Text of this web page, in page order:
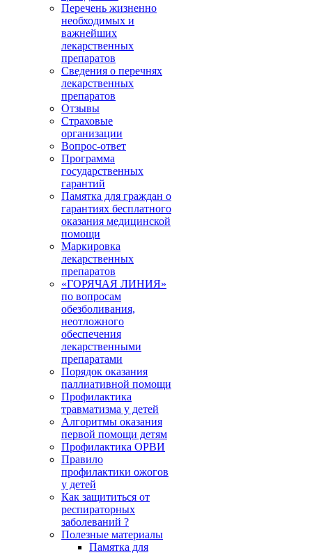
Перечень жизненно
необходимых и
важнейших
лекарственных
препаратов
Сведения о перечнях
лекарственных
препаратов
Отзывы
Страховые
организации
Вопрос-ответ
Программа
государственных
гарантий
Памятка для граждан о
гарантиях бесплатного
оказания медицинской
помощи
Маркировка
лекарственных
препаратов
«ГОРЯЧАЯ ЛИНИЯ»
по вопросам
обезболивания,
неотложного
обеспечения
лекарственными
препаратами
Порядок оказания
паллиативной помощи
Профилактика
травматизма у детей
Алгоритмы оказания
первой помощи детям
Профилактика ОРВИ
Правило
профилактики ожогов
у детей
Как защититься от
респираторных
заболеваний ?
Полезные материалы
Памятка для